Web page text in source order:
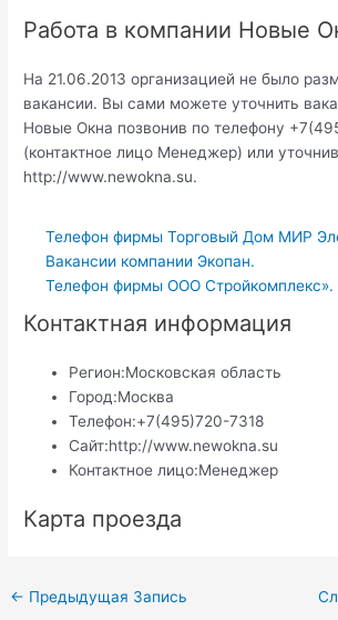
Работа в компании Новые
На 21.06.2013 организацией не было
вакансии. Вы сами можете уточнить
Новые Окна позвонив по телефону
(контактное лицо Менеджер) или
http://www.newokna.su.
Телефон фирмы Торговый Дом МИР
Вакансии компании Экопан.
Телефон фирмы ООО Стройкомплекс».
Контактная информация
Регион:Московская область
Город:Москва
Телефон:+7(495)720-7318
Сайт:http://www.newokna.su
Контактное лицо:Менеджер
Карта проезда
Навигация
← Предыдущая Запись